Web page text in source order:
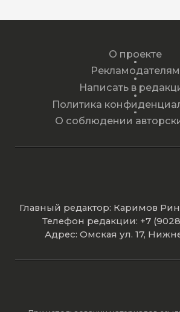
О проекте
Рекламодателям
Написать в
Политика
О соблюдении
Главный редактор: Каримов
Телефон редакции: +7
Адрес: Омская ул. 17,